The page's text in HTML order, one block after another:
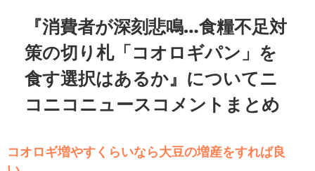
『消費者が深刻悲鳴…食糧不足対
策の切り札「コオロギパン」を
食す選択はあるか』についてニ
コニコニュースコメントまとめ
コオロギ増やすくらいなら大豆の増産をすれば良